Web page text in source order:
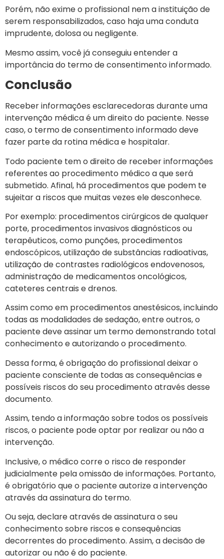
Porém, não exime o profissional nem a instituição de
serem responsabilizados, caso haja uma conduta
imprudente, dolosa ou negligente.
Mesmo assim, você já conseguiu entender a
importância do termo de consentimento informado.
Conclusão
Receber informações esclarecedoras durante uma
intervenção médica é um direito do paciente. Nesse
caso, o termo de consentimento informado deve
fazer parte da rotina médica e hospitalar.
Todo paciente tem o direito de receber informações
referentes ao procedimento médico a que será
submetido. Afinal, há procedimentos que podem te
sujeitar a riscos que muitas vezes ele desconhece.
Por exemplo: procedimentos cirúrgicos de qualquer
porte, procedimentos invasivos diagnósticos ou
terapêuticos, como punções, procedimentos
endoscópicos, utilização de substâncias radioativas,
utilização de contrastes radiológicos endovenosos,
administração de medicamentos oncológicos,
cateteres centrais e drenos.
Assim como em procedimentos anestésicos, incluindo
todas as modalidades de sedação, entre outros, o
paciente deve assinar um termo demonstrando total
conhecimento e autorizando o procedimento.
Dessa forma, é obrigação do profissional deixar o
paciente consciente de todas as consequências e
possíveis riscos do seu procedimento através desse
documento.
Assim, tendo a informação sobre todos os possíveis
riscos, o paciente pode optar por realizar ou não a
intervenção.
Inclusive, o médico corre o risco de responder
judicialmente pela omissão de informações. Portanto,
é obrigatório que o paciente autorize a intervenção
através da assinatura do termo.
Ou seja, declare através de assinatura o seu
conhecimento sobre riscos e consequências
decorrentes do procedimento. Assim, a decisão de
autorizar ou não é do paciente.